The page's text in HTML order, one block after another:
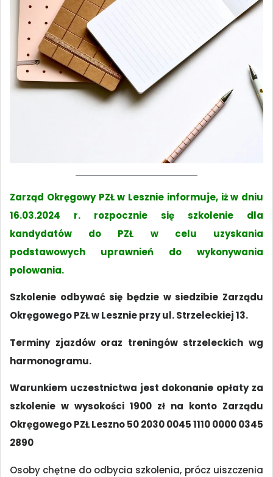
Zarząd Okręgowy PZŁ w Lesznie informuje, iż w dniu
16.03.2024 r. rozpocznie się szkolenie dla
kandydatów do PZŁ w celu uzyskania
podstawowych uprawnień do wykonywania
polowania.
Szkolenie odbywać się będzie w siedzibie Zarządu
Okręgowego PZŁ w Lesznie przy ul. Strzeleckiej 13.
Terminy zjazdów oraz treningów strzeleckich wg
harmonogramu.
Warunkiem uczestnictwa jest dokonanie opłaty za
szkolenie w wysokości 1900 zł na konto Zarządu
Okręgowego PZŁ Leszno 50 2030 0045 1110 0000 0345
2890
Osoby chętne do odbycia szkolenia, prócz uiszczenia